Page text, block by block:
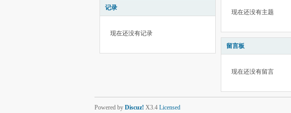
记录
现在还没有记录
现在还没有主题
留言板
现在还没有留言
Powered by Discuz! X3.4 Licensed